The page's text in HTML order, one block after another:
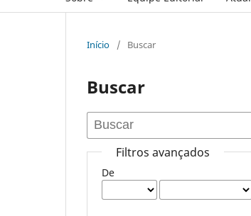
Início / Buscar
Buscar
Filtros avançados
De